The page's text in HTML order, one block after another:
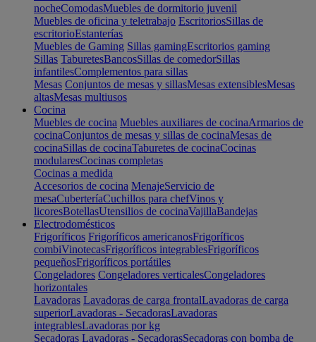
nocheComodasMuebles de dormitorio juvenil
Muebles de oficina y teletrabajo EscritoriosSillas de
escritorioEstanterías
Muebles de Gaming Sillas gamingEscritorios gaming
Sillas TaburetesBancosSillas de comedorSillas
infantilesComplementos para sillas
Mesas Conjuntos de mesas y sillasMesas extensiblesMesas
altasMesas multiusos
Cocina
Muebles de cocina Muebles auxiliares de cocinaArmarios de
cocinaConjuntos de mesas y sillas de cocinaMesas de
cocinaSillas de cocinaTaburetes de cocinaCocinas
modularesCocinas completas
Cocinas a medida
Accesorios de cocina MenajeServicio de
mesaCuberteríaCuchillos para chefVinos y
licoresBotellasUtensilios de cocinaVajillaBandejas
Electrodomésticos
Frigoríficos Frigoríficos americanosFrigoríficos
combiVinotecasFrigoríficos integrablesFrigoríficos
pequeñosFrigoríficos portátiles
Congeladores Congeladores verticalesCongeladores
horizontales
Lavadoras Lavadoras de carga frontalLavadoras de carga
superiorLavadoras - SecadorasLavadoras
integrablesLavadoras por kg
Secadoras Lavadoras - SecadorasSecadoras con bomba de